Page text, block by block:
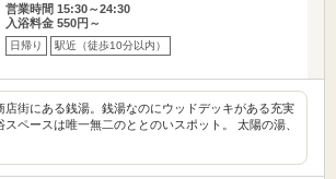
営業時間 15:30～24:30
入浴料金 550円～
日帰り 駅近（徒歩10分以内）
店街にある銭湯。銭湯なのにウッドデッキがある充実
スペースは唯一無二のととのいスポット。 太陽の湯、